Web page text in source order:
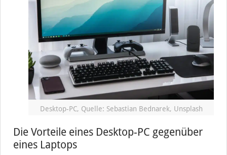
Desktop-PC, Quelle: Sebastian Bednarek, Unsplash
Die Vorteile eines Desktop-PC gegenüber
eines Laptops